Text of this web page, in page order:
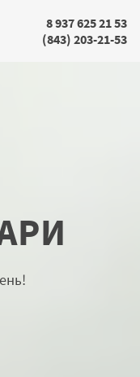
8 937 625 21 53
(843) 203-21-53